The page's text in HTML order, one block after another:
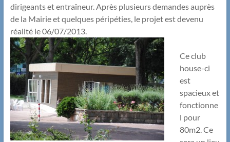
dirigeants et entraîneur. Après plusieurs demandes auprès
de la Mairie et quelques péripéties, le projet est devenu
réalité le 06/07/2013.
Ce club
house-ci
est
spacieux et
fonctionne
l pour
80m2. Ce